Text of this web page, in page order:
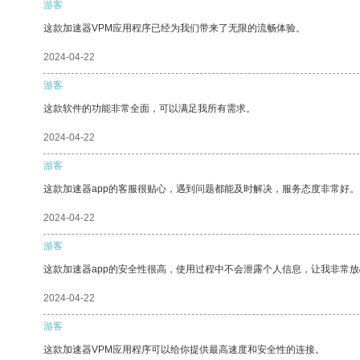
游客
这款加速器VPM应用程序已经为我们带来了无限的流畅体验。
2024-04-22
游客
这款软件的功能非常全面，可以满足我所有需求。
2024-04-22
游客
这款加速器app的客服很贴心，遇到问题都能及时解决，服务态度非常好。
2024-04-22
游客
这款加速器app的安全性很高，使用过程中不会泄露个人信息，让我非常
2024-04-22
游客
这款加速器VPM应用程序可以给你提供最高速度和安全性的连接。